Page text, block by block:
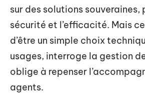
sur des solutions souveraines,
sécurité et l’efficacité. Mais
d’être un simple choix
usages, interroge la gestion
oblige à repenser
agents.